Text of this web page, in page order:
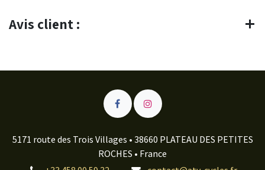
Avis client :
5171 route des Trois Villages • 38660 PLATEAU DES PETITES
ROCHES • France